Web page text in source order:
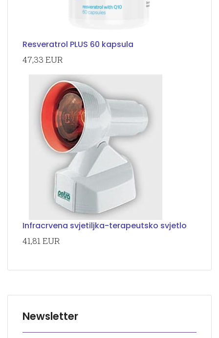
Resveratrol PLUS 60 kapsula
47,33 EUR
Infracrvena svjetiljka-terapeutsko svjetlo
41,81 EUR
Newsletter